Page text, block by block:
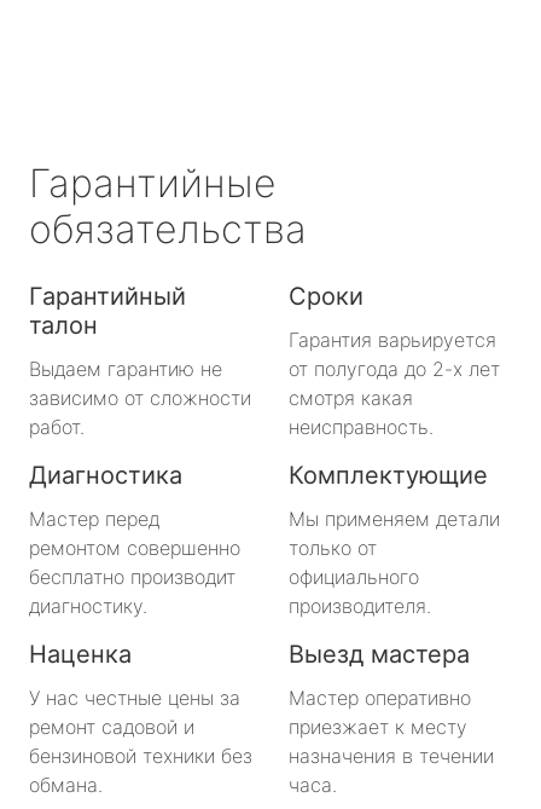
Гарантийные
обязательства
Гарантийный
талон
Выдаем гарантию не
зависимо от сложности
работ.
Сроки
Гарантия варьируется
от полугода до 2-х лет
смотря какая
неисправность.
Диагностика
Мастер перед
ремонтом совершенно
бесплатно производит
диагностику.
Комплектующие
Мы применяем детали
только от
официального
производителя.
Наценка
У нас честные цены за
ремонт садовой и
бензиновой техники без
обмана.
Выезд мастера
Мастер оперативно
приезжает к месту
назначения в течении
часа.